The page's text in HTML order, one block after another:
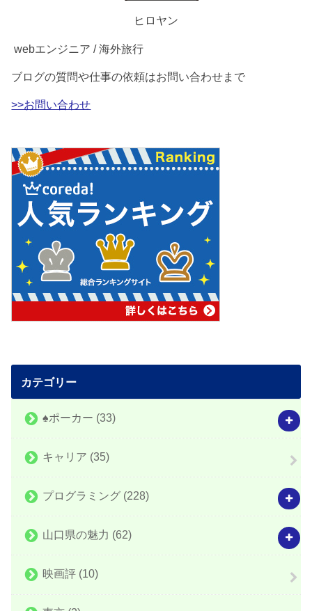
ヒロヤン
webエンジニア / 海外旅行
ブログの質問や仕事の依頼はお問い合わせまで
>>お問い合わせ
カテゴリー
♠️ポーカー (33)
キャリア (35)
プログラミング (228)
山口県の魅力 (62)
映画評 (10)